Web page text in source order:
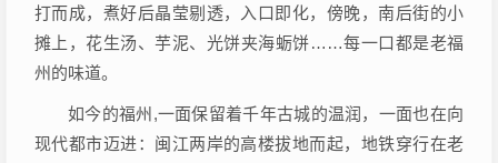
打而成，煮好后晶莹剔透，入口即化，傍晚，南后街的小
摊上，花生汤、芋泥、光饼夹海蛎饼……每一口都是老福
州的味道。
如今的福州,一面保留着千年古城的温润，一面也在向
现代都市迈进：闽江两岸的高楼拔地而起，地铁穿行在老